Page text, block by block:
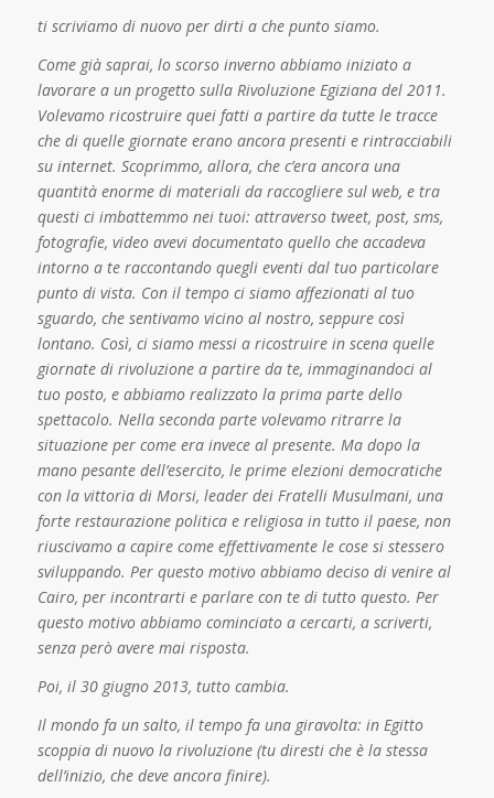
ti scriviamo di nuovo per dirti a che punto siamo.
Come già saprai, lo scorso inverno abbiamo iniziato a
lavorare a un progetto sulla Rivoluzione Egiziana del 2011.
Volevamo ricostruire quei fatti a partire da tutte le tracce
che di quelle giornate erano ancora presenti e rintracciabili
su internet. Scoprimmo, allora, che c’era ancora una
quantità enorme di materiali da raccogliere sul web, e tra
questi ci imbattemmo nei tuoi: attraverso tweet, post, sms,
fotografie, video avevi documentato quello che accadeva
intorno a te raccontando quegli eventi dal tuo particolare
punto di vista. Con il tempo ci siamo affezionati al tuo
sguardo, che sentivamo vicino al nostro, seppure così
lontano. Così, ci siamo messi a ricostruire in scena quelle
giornate di rivoluzione a partire da te, immaginandoci al
tuo posto, e abbiamo realizzato la prima parte dello
spettacolo. Nella seconda parte volevamo ritrarre la
situazione per come era invece al presente. Ma dopo la
mano pesante dell’esercito, le prime elezioni democratiche
con la vittoria di Morsi, leader dei Fratelli Musulmani, una
forte restaurazione politica e religiosa in tutto il paese, non
riuscivamo a capire come effettivamente le cose si stessero
sviluppando. Per questo motivo abbiamo deciso di venire al
Cairo, per incontrarti e parlare con te di tutto questo. Per
questo motivo abbiamo cominciato a cercarti, a scriverti,
senza però avere mai risposta.
Poi, il 30 giugno 2013, tutto cambia.
Il mondo fa un salto, il tempo fa una giravolta: in Egitto
scoppia di nuovo la rivoluzione (tu diresti che è la stessa
dell’inizio, che deve ancora finire).